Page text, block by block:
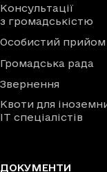
Консультації
з громадськістю
Особистий прийом
Громадська рада
Звернення
Квоти для
IT спеціалістів
ДОКУМЕНТИ